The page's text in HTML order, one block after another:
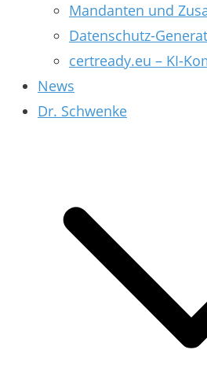
Mandanten und
Datenschutz-
certready.eu – KI-
News
Dr. Schwenke